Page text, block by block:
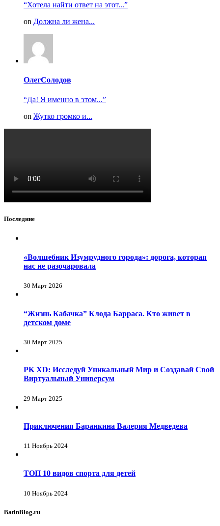
“Хотела найти ответ на этот...”
on Должна ли жена...
ОлегСолодов
“Да! Я именно в этом...”
on Жутко громко и...
Последние
«Волшебник Изумрудного города»: дорога, которая
нас не разочаровала
30 Март 2026
“Жизнь Кабачка” Клода Барраса. Кто живет в
детском доме
30 Март 2025
PK XD: Исследуй Уникальный Мир и Создавай Свой
Виртуальный Универсум
29 Март 2025
Приключения Баранкина Валерия Медведева
11 Ноябрь 2024
ТОП 10 видов спорта для детей
10 Ноябрь 2024
BatinBlog.ru